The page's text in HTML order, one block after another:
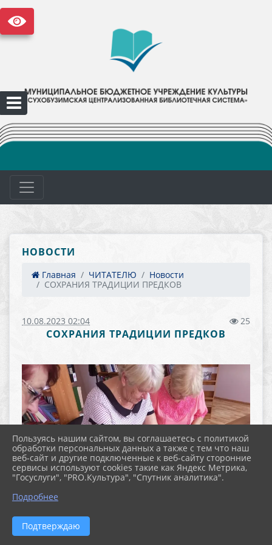
НОВОСТИ
Главная ЧИТАТЕЛЮ
Новости
СОХРАНИЯ ТРАДИЦИИ ПРЕДКОВ
10.08.2023 02:04 25
СОХРАНИЯ ТРАДИЦИИ ПРЕДКОВ
Пользуясь нашим сайтом, вы соглашаетесь с политикой
обработки персональных данных а также с тем что наш
веб-сайт и другие подключенные к веб-сайту сторонние
сервисы используют cookies такие как Яндекс Метрика,
"Госуслуги", "PRO.Культура", "Спутник аналитика".
Подробнее
Подтверждаю